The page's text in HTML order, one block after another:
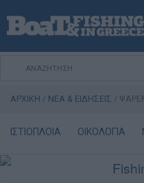
ΑΡΧΙΚΗ
ΕΚΔΟΣΕΙΣ
ΨΑΡΕΜΑ ΑΠΟ ΑΚΤΗ
ΨΑΡΟΤΟΥΦΕΚΟ
ΑΡΧΙΚΗ / ΝΕΑ & ΕΙΔΗΣΕΙΣ /
ΙΣΤΙΟΠΛΟΙΑ ΟΙΚΟΛΟΓΙΑ